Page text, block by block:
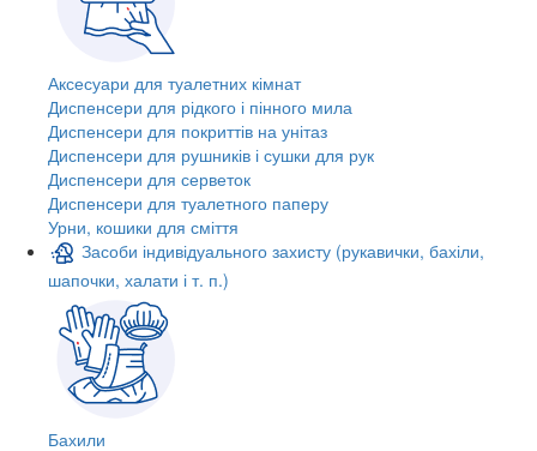
Аксесуари для туалетних кімнат
Диспенсери для рідкого і пінного мила
Диспенсери для покриттів на унітаз
Диспенсери для рушників і сушки для рук
Диспенсери для серветок
Диспенсери для туалетного паперу
Урни, кошики для сміття
Засоби індивідуального захисту (рукавички, бахіли,
шапочки, халати і т. п.)
Бахили